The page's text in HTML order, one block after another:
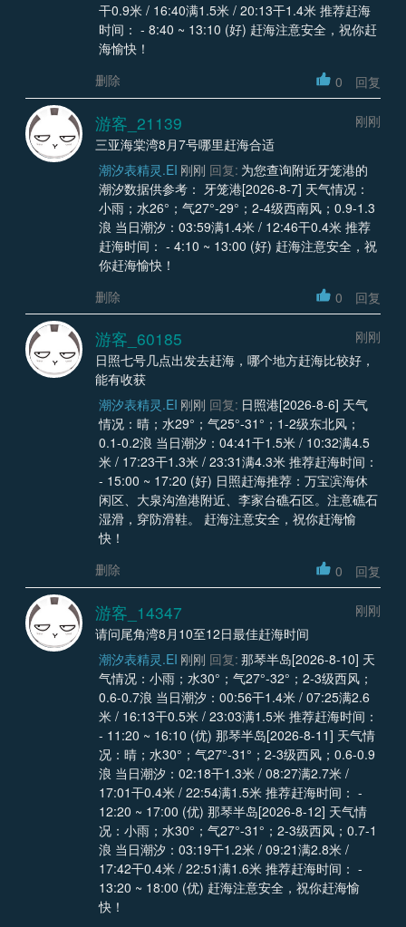
干0.9米 / 16:40满1.5米 / 20:13干1.4米 推荐赶海
时间： - 8:40 ~ 13:10 (好) 赶海注意安全，祝你赶
海愉快！
删除
0 回复
游客_21139
刚刚
三亚海棠湾8月7号哪里赶海合适
潮汐表精灵.EI 刚刚 回复: 为您查询附近牙笼港的
潮汐数据供参考： 牙笼港[2026-8-7] 天气情况：
小雨；水26°；气27°-29°；2-4级西南风；0.9-1.3
浪 当日潮汐：03:59满1.4米 / 12:46干0.4米 推荐
赶海时间： - 4:10 ~ 13:00 (好) 赶海注意安全，祝
你赶海愉快！
删除
0 回复
游客_60185
刚刚
日照七号几点出发去赶海，哪个地方赶海比较好，
能有收获
潮汐表精灵.EI 刚刚 回复: 日照港[2026-8-6] 天气
情况：晴；水29°；气25°-31°；1-2级东北风；
0.1-0.2浪 当日潮汐：04:41干1.5米 / 10:32满4.5
米 / 17:23干1.3米 / 23:31满4.3米 推荐赶海时间：
- 15:00 ~ 17:20 (好) 日照赶海推荐：万宝滨海休
闲区、大泉沟渔港附近、李家台礁石区。注意礁石
湿滑，穿防滑鞋。 赶海注意安全，祝你赶海愉
快！
删除
0 回复
游客_14347
刚刚
请问尾角湾8月10至12日最佳赶海时间
潮汐表精灵.EI 刚刚 回复: 那琴半岛[2026-8-10] 天
气情况：小雨；水30°；气27°-32°；2-3级西风；
0.6-0.7浪 当日潮汐：00:56干1.4米 / 07:25满2.6
米 / 16:13干0.5米 / 23:03满1.5米 推荐赶海时间：
- 11:20 ~ 16:10 (优) 那琴半岛[2026-8-11] 天气情
况：晴；水30°；气27°-31°；2-3级西风；0.6-0.9
浪 当日潮汐：02:18干1.3米 / 08:27满2.7米 /
17:01干0.4米 / 22:54满1.5米 推荐赶海时间： -
12:20 ~ 17:00 (优) 那琴半岛[2026-8-12] 天气情
况：小雨；水30°；气27°-31°；2-3级西风；0.7-1
浪 当日潮汐：03:19干1.2米 / 09:21满2.8米 /
17:42干0.4米 / 22:51满1.6米 推荐赶海时间： -
13:20 ~ 18:00 (优) 赶海注意安全，祝你赶海愉
快！